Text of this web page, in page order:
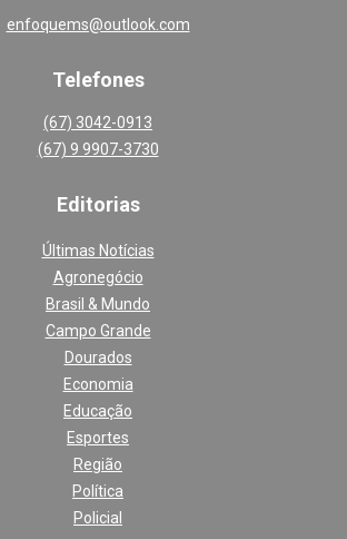
enfoquems@outlook.com
Telefones
(67) 3042-0913
(67) 9 9907-3730
Editorias
Últimas Notícias
Agronegócio
Brasil & Mundo
Campo Grande
Dourados
Economia
Educação
Esportes
Região
Política
Policial